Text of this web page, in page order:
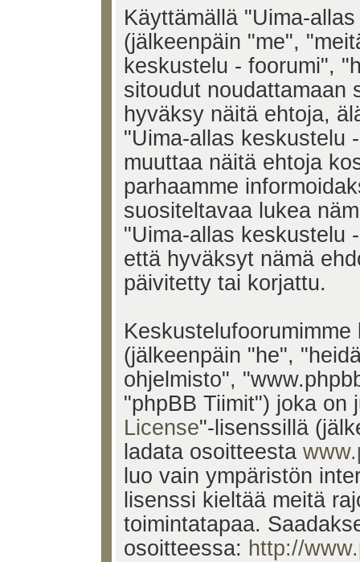
Käyttämällä "Uima-
(jälkeenpäin "me",
keskustelu - foorumi",
sitoudut noudattamaan
hyväksy näitä ehtoja,
"Uima-allas keskustelu
muuttaa näitä ehtoja
parhaamme
suositeltavaa lukea
"Uima-allas keskustelu
että hyväksyt nämä
päivitetty tai korjattu.
(jälkeenpäin "he",
ohjelmisto",
"phpBB Tiimit") joka on
License"-lisenssillä
ladata osoitteesta
luo vain ympäristön
lisenssi kieltää meitä
toimintatapaa.
osoitteessa: http://